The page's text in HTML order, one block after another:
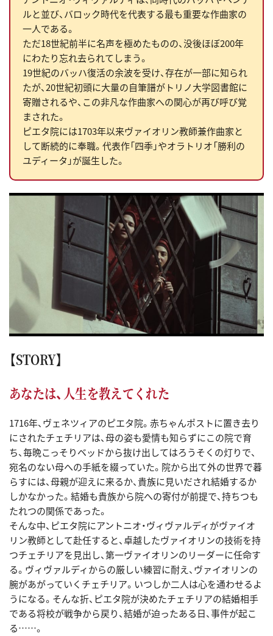
ルと並び、バロック時代を代表する最も重要な作曲家の
一人である。
ただ18世紀前半に名声を極めたものの、没後ほぼ200年
にわたり忘れ去られてしまう。
19世紀のバッハ復活の余波を受け、存在が一部に知られ
たが、20世紀初頭に大量の自筆譜がトリノ大学図書館に
寄贈されるや、この非凡な作曲家への関心が再び呼び覚
まされた。
ピエタ院には1703年以来ヴァイオリン教師兼作曲家と
して断続的に奉職。代表作「四季」やオラトリオ「勝利の
ユディータ」が誕生した。
【STORY】
あなたは、人生を教えてくれた
1716年、ヴェネツィアのピエタ院。赤ちゃんポストに置き去り
にされたチェチリアは、母の姿も愛情も知らずにこの院で育
ち、毎晩こっそりベッドから抜け出してはろうそくの灯りで、
宛名のない母への手紙を綴っていた。院から出て外の世界で暮
らすには、母親が迎えに来るか、貴族に見いだされ結婚するか
しかなかった。結婚も貴族から院への寄付が前提で、持ちつも
たれつの関係であった。
そんな中、ピエタ院にアントニオ・ヴィヴァルディがヴァイオ
リン教師として赴任すると、卓越したヴァイオリンの技術を持
つチェチリアを見出し、第一ヴァイオリンのリーダーに任命す
る。ヴィヴァルディからの厳しい練習に耐え、ヴァイオリンの
腕があがっていくチェチリア。いつしか二人は心を通わせるよ
うになる。そんな折、ピエタ院が決めたチェチリアの結婚相手
である将校が戦争から戻り、結婚が迫ったある日、事件が起こ
る……。